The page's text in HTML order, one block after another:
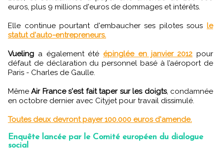
euros, plus 9 millions d'euros de dommages et intérêts.
Elle continue pourtant d'embaucher ses pilotes sous le
statut d'auto-entrepreneurs.
Vueling a également été épinglée en janvier 2012 pour
défaut de déclaration du personnel basé à l’aéroport de
Paris - Charles de Gaulle.
MêmeAir France s'est fait taper sur les doigts, condamnée
en octobre dernier avec Cityjet pour travail dissimulé.
Toutes deux devront payer 100.000 euros d'amende.
Enquête lancée par le Comité européen du dialogue
social